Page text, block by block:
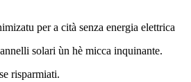
per a cità senza energia elettrica
solari ùn hè micca inquinante.
risparmiati.